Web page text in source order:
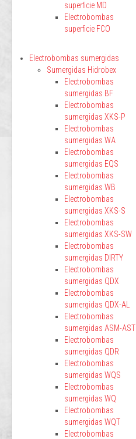
superficie MD
Electrobombas
superficie FCO
Electrobombas sumergidas
Sumergidas Hidrobex
Electrobombas
sumergidas BF
Electrobombas
sumergidas XKS-P
Electrobombas
sumergidas WA
Electrobombas
sumergidas EQS
Electrobombas
sumergidas WB
Electrobombas
sumergidas XKS-S
Electrobombas
sumergidas XKS-SW
Electrobombas
sumergidas DIRTY
Electrobombas
sumergidas QDX
Electrobombas
sumergidas QDX-AL
Electrobombas
sumergidas ASM-AST
Electrobombas
sumergidas QDR
Electrobombas
sumergidas WQS
Electrobombas
sumergidas WQ
Electrobombas
sumergidas WQT
Electrobombas